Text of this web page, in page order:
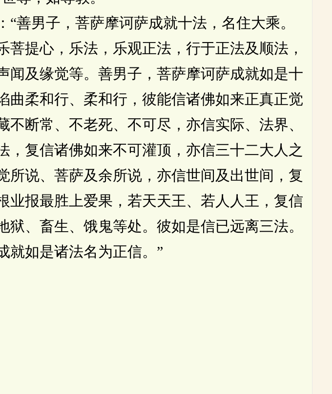
男子，菩萨摩诃萨成就十法，名住大乘。
提心，乐法，乐观正法，行于正法及顺法，
及缘觉等。善男子，菩萨摩诃萨成就如是十
柔和行、柔和行，彼能信诸佛如来正真正觉
断常、不老死、不可尽，亦信实际、法界、
复信诸佛如来不可灌顶，亦信三十二大人之
说、菩萨及余所说，亦信世间及出世间，复
报最胜上爱果，若天天王、若人人王，复信
、畜生、饿鬼等处。彼如是信已远离三法。
就如是诸法名为正信。”